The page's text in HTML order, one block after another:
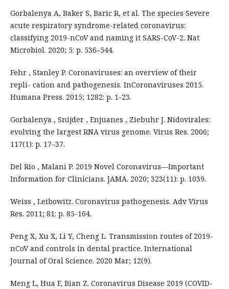
Gorbalenya A, Baker S, Baric R, et al. The species Severe
acute respiratory syndrome-related coronavirus:
classifying 2019-nCoV and naming it SARS-CoV-2. Nat
Microbiol. 2020; 5: p. 536–544.
Fehr , Stanley P. Coronaviruses: an overview of their
repli- cation and pathogenesis. InCoronaviruses 2015.
Humana Press. 2015; 1282: p. 1-23.
Gorbalenya , Snijder , Enjuanes , Ziebuhr J. Nidovirales:
evolving the largest RNA virus genome. Virus Res. 2006;
117(1): p. 17–37.
Del Rio , Malani P. 2019 Novel Coronavirus—Important
Information for Clinicians. JAMA. 2020; 323(11): p. 1039.
Weiss , Leibowitz. Coronavirus pathogenesis. Adv Virus
Res. 2011; 81: p. 85-164.
Peng X, Xu X, Li Y, Cheng L. Transmission routes of 2019-
nCoV and controls in dental practice. International
Journal of Oral Science. 2020 Mar; 12(9).
Meng L, Hua F, Bian Z. Coronavirus Disease 2019 (COVID-